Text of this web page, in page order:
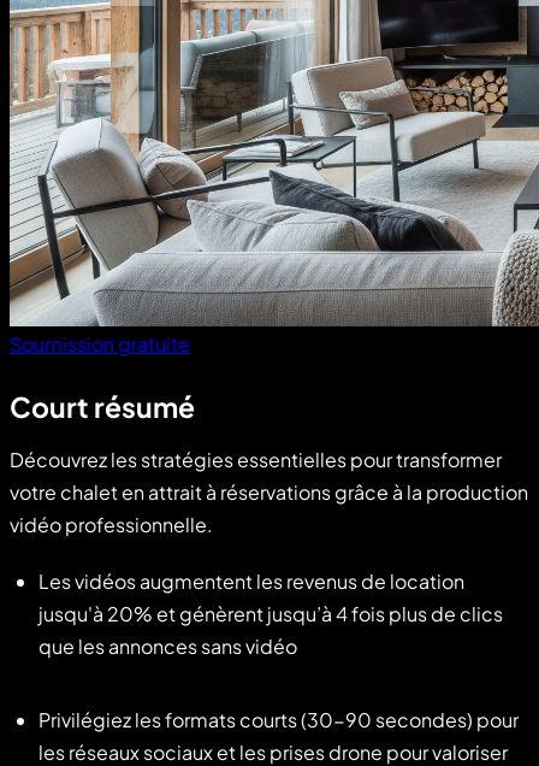
Soumission gratuite
Court résumé
Découvrez les stratégies essentielles pour transformer
votre chalet en attrait à réservations grâce à la production
vidéo professionnelle.
Les vidéos augmentent les revenus de location
jusqu'à 20% et génèrent jusqu’à 4 fois plus de clics
que les annonces sans vidéo
Privilégiez les formats courts (30-90 secondes) pour
les réseaux sociaux et les prises drone pour valoriser